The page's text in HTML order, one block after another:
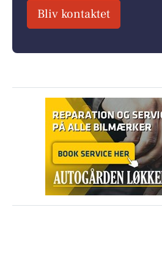
Bliv kontaktet